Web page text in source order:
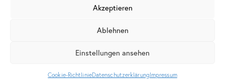
Akzeptieren
Ablehnen
Einstellungen ansehen
Cookie-RichtlinieDatenschutzerklärungImpressum
Meinen Namen, meine E-Mail-Adresse und meine Website in
diesem Browser für die nächste Kommentierung speichern.